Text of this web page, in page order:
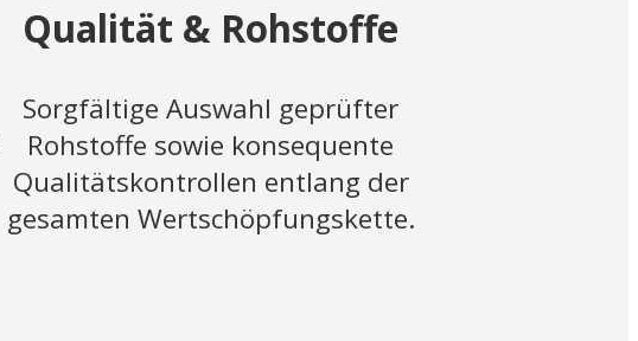
Qualität & Rohstoffe
Sorgfältige Auswahl geprüfter
Rohstoffe sowie konsequente
Qualitätskontrollen entlang der
gesamten Wertschöpfungskette.